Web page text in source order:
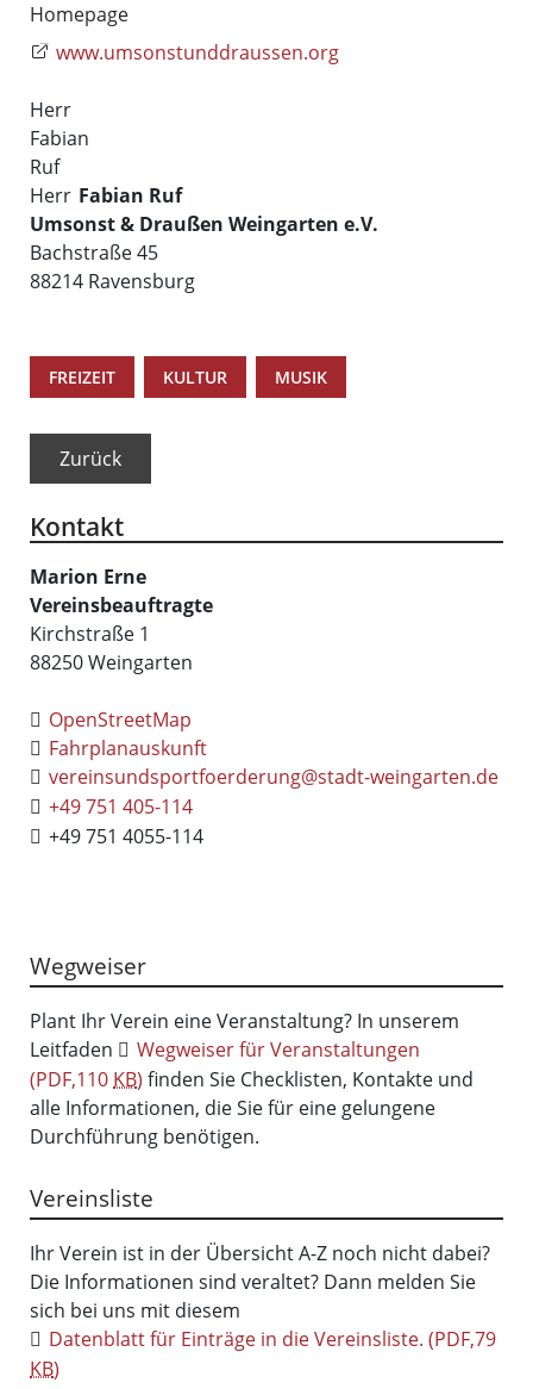
Homepage
www.umsonstunddraussen.org
Herr
Fabian
Ruf
Herr Fabian Ruf
Umsonst & Draußen Weingarten e.V.
Bachstraße 45
88214 Ravensburg
FREIZEIT KULTUR MUSIK
Zurück
Kontakt
Marion Erne
Vereinsbeauftragte
Kirchstraße 1
88250Weingarten
OpenStreetMap
Fahrplanauskunft
vereinsundsportfoerderung@stadt-weingarten.de
+49 751 405-114
+49 751 4055-114
Wegweiser
Plant Ihr Verein eine Veranstaltung? In unserem
Leitfaden
Wegweiser für Veranstaltungen
(PDF,110 KB) finden Sie Checklisten, Kontakte und
alle Informationen, die Sie für eine gelungene
Durchführung benötigen.
Vereinsliste
Ihr Verein ist in der Übersicht A-Z noch nicht dabei?
Die Informationen sind veraltet? Dann melden Sie
sich bei uns mit diesem
Datenblatt für Einträge in die Vereinsliste. (PDF,79
KB)